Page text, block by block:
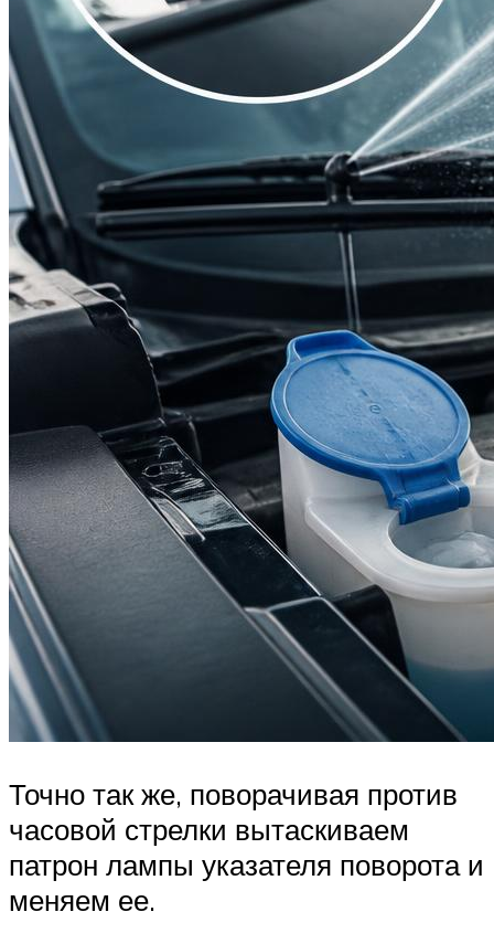
Точно так же, поворачивая против
часовой стрелки вытаскиваем
патрон лампы указателя поворота и
меняем ее.